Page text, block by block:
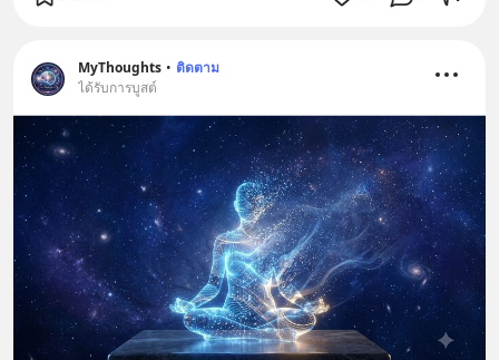
MyThoughts • ติดตาม
ได้รับการบูสต์